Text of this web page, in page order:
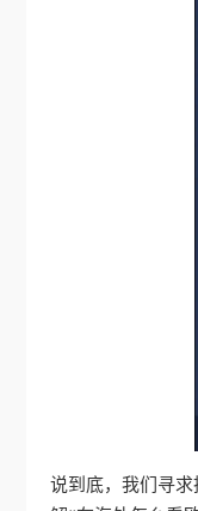
说到底，我们寻